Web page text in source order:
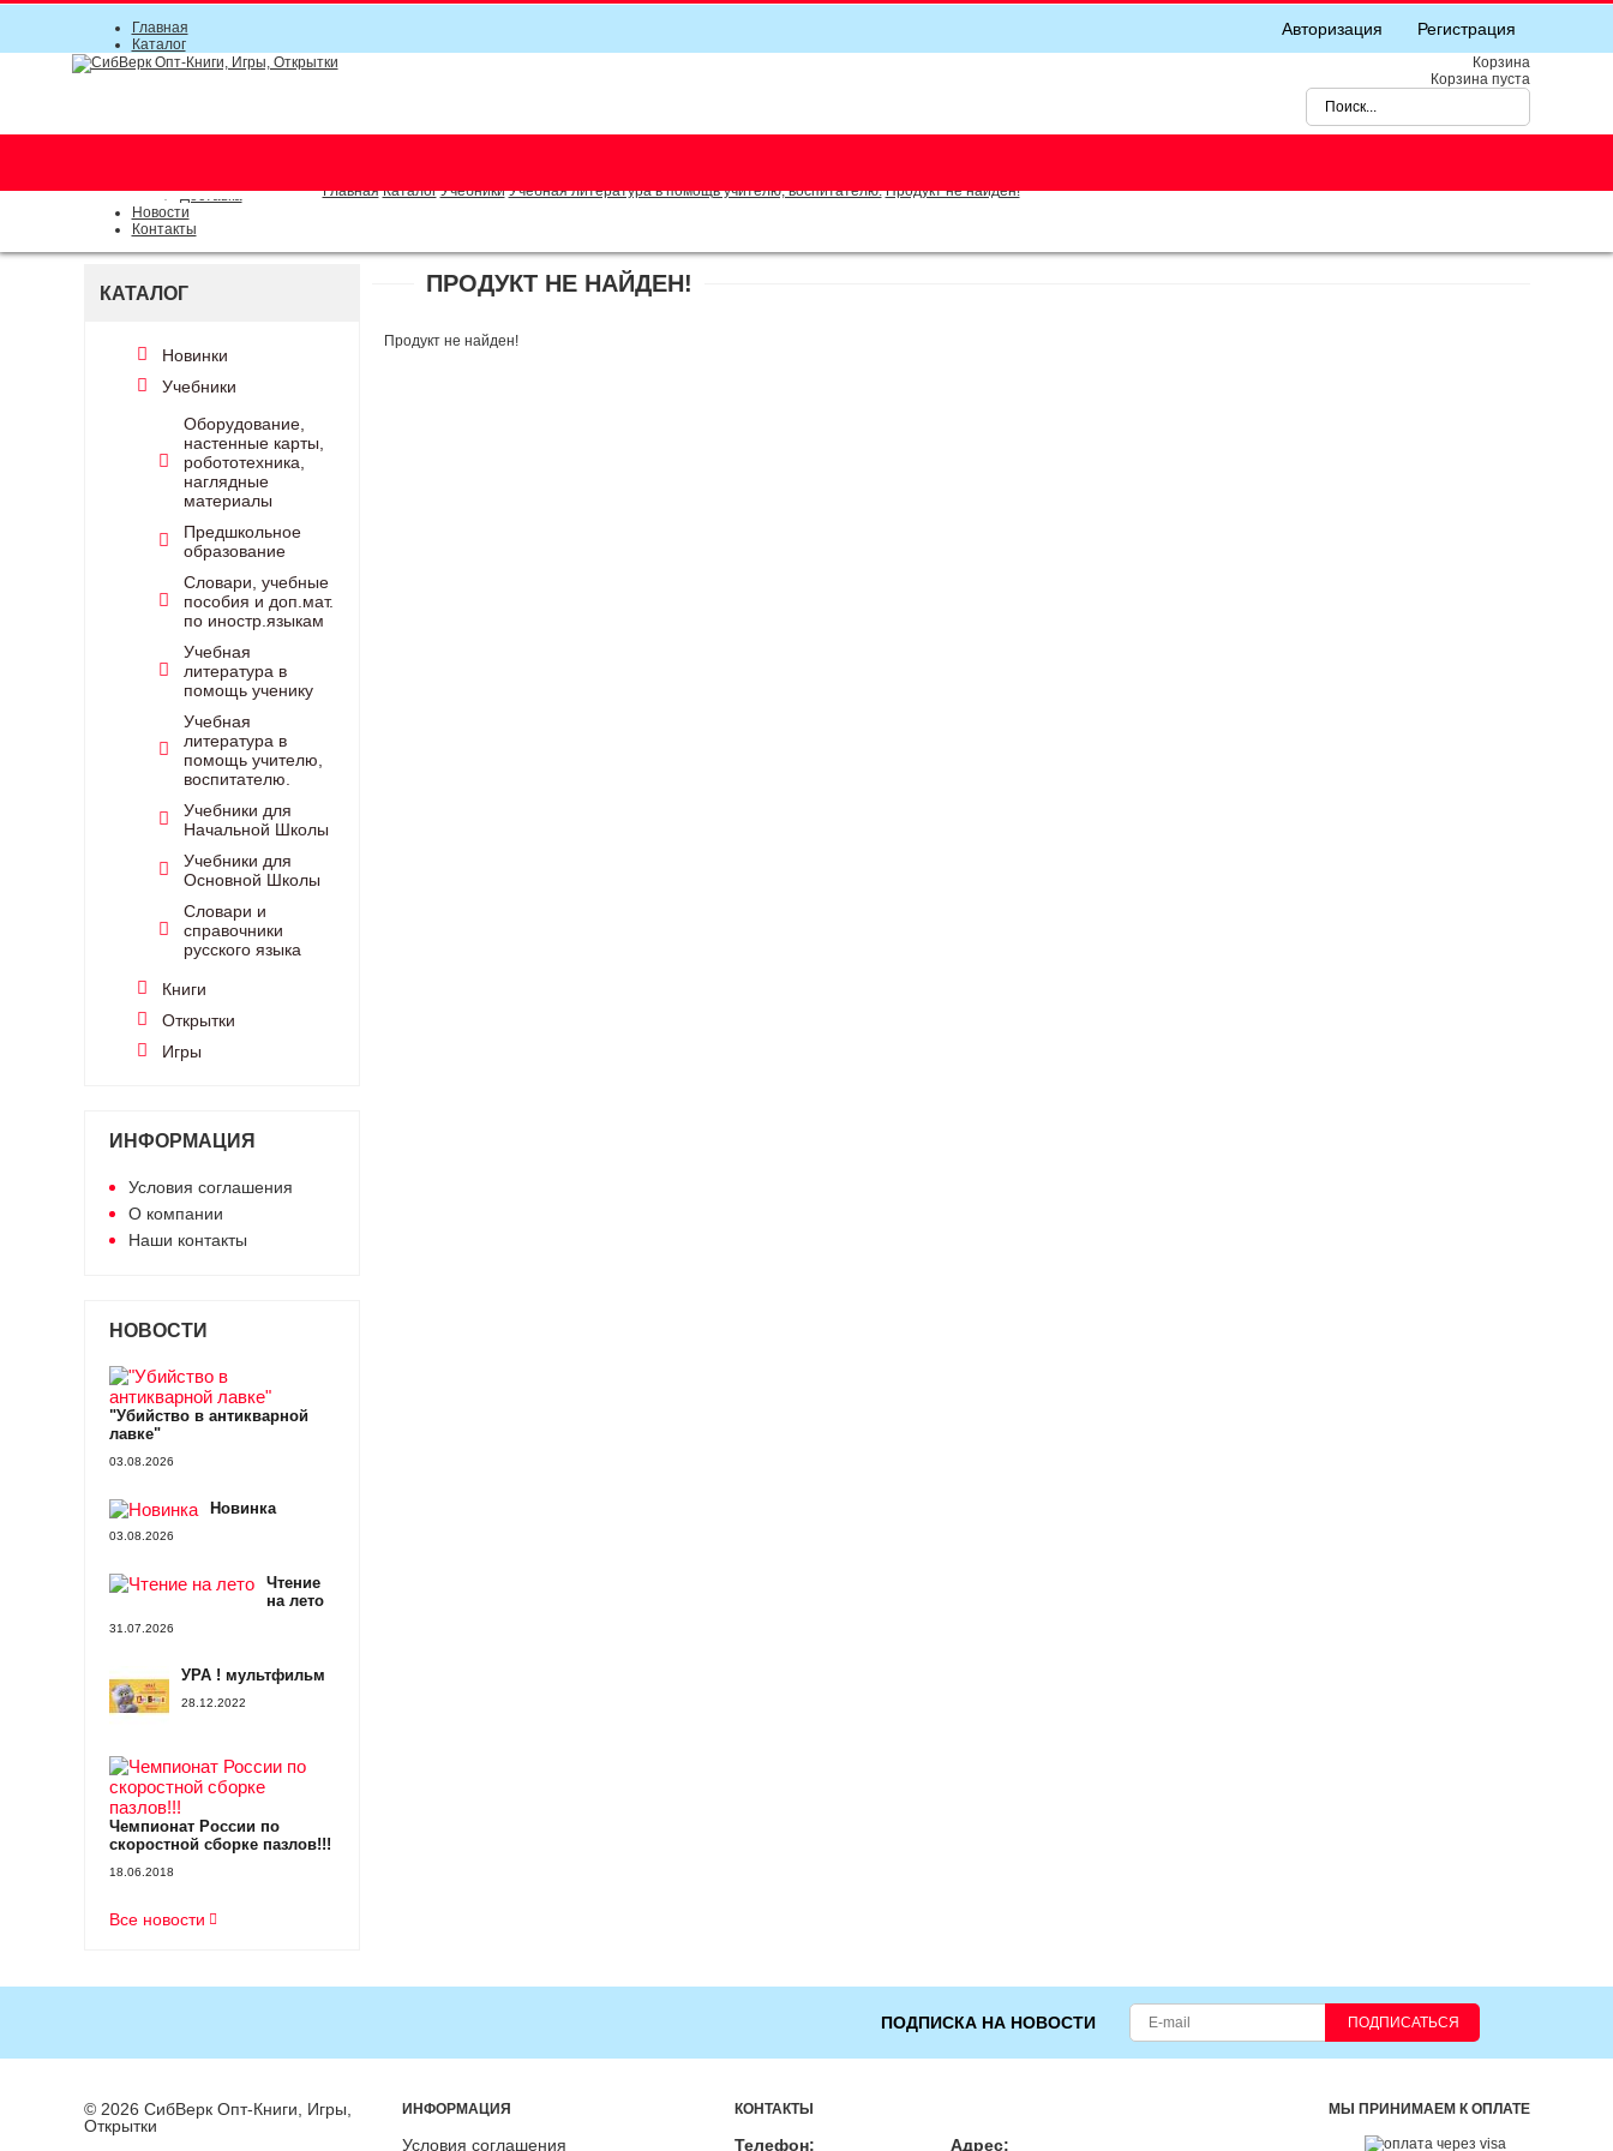
Авторизация Регистрация
Главная
Каталог
Прайс-листы
Доставка
Новости
Контакты
Корзина
Корзина пуста
Главная Каталог Учебники Учебная литература в помощь учителю, воспитателю. Продукт не найден!
КАТАЛОГ
Новинки
Учебники
Оборудование,
настенные карты,
робототехника,
наглядные
материалы
Предшкольное
образование
Словари, учебные
пособия и доп.мат.
по иностр.языкам
Учебная
литература в
помощь ученику
Учебная
литература в
помощь учителю,
воспитателю.
Учебники для
Начальной Школы
Учебники для
Основной Школы
Словари и
справочники
русского языка
Книги
Открытки
Игры
ИНФОРМАЦИЯ
Условия соглашения
О компании
Наши контакты
НОВОСТИ
"Убийство в антикварной
лавке"
03.08.2026
Новинка
03.08.2026
Чтение
на лето
31.07.2026
УРА ! мультфильм
28.12.2022
Чемпионат России по
скоростной сборке пазлов!!!
18.06.2018
Все новости
ПРОДУКТ НЕ НАЙДЕН!
Продукт не найден!
ПОДПИСКА НА НОВОСТИ ПОДПИСАТЬСЯ
© 2026 СибВерк Опт-Книги, Игры,
Открытки
ИНФОРМАЦИЯ
Условия соглашения
МЫ ПРИНИМАЕМ К ОПЛАТЕ
КОНТАКТЫ
Телефон: Адрес: